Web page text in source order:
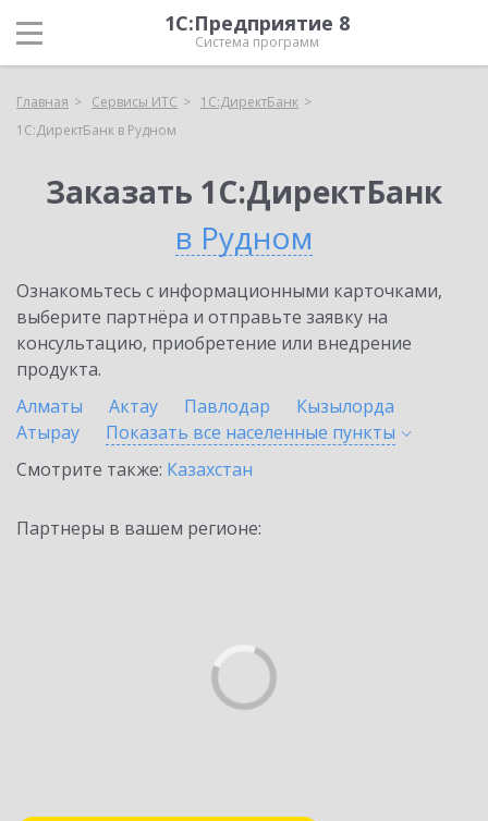
1С:Предприятие 8
Система программ
Главная Сервисы ИТС
1С:ДиректБанк
1С:ДиректБанк в Рудном
Заказать 1С:ДиректБанк
в Рудном
Ознакомьтесь с информационными карточками,
выберите партнёра и отправьте заявку на
консультацию, приобретение или внедрение
продукта.
Алматы
Актау Павлодар
Кызылорда
Атырау
Показать все населенные пункты
Смотрите также: Казахстан
Партнеры в вашем регионе: